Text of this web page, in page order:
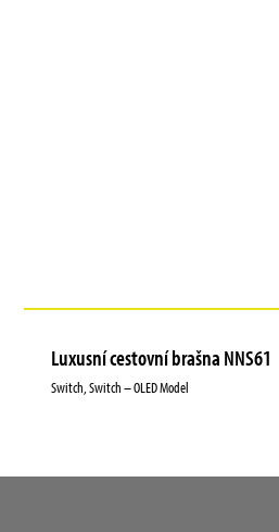
Luxusní cestovní brašna NNS61
Switch, Switch – OLED Model